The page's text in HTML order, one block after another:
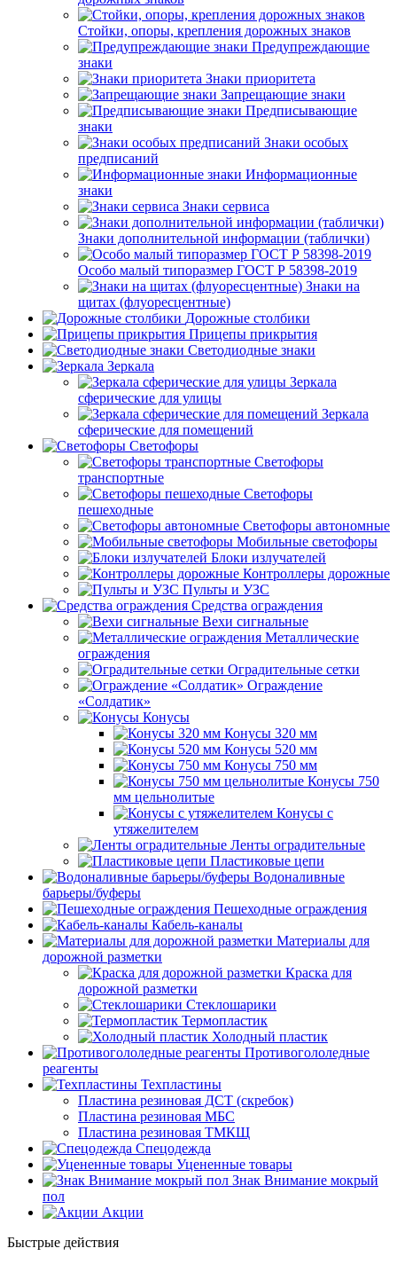
Стойки, опоры, крепления дорожных знаков
Предупреждающие
знаки
Знаки приоритета
Запрещающие знаки
Предписывающие
знаки
Знаки особых
предписаний
Информационные
знаки
Знаки сервиса
Знаки дополнительной информации (таблички)
Особо малый типоразмер ГОСТ Р 58398-2019
Знаки на
щитах (флуоресцентные)
Дорожные столбики
Прицепы прикрытия
Светодиодные знаки
Зеркала
Зеркала
сферические для улицы
Зеркала
сферические для помещений
Светофоры
Светофоры
транспортные
Светофоры
пешеходные
Светофоры автономные
Мобильные светофоры
Блоки излучателей
Контроллеры дорожные
Пульты и УЗС
Средства ограждения
Вехи сигнальные
Металлические
ограждения
Оградительные сетки
Ограждение
«Солдатик»
Конусы
Конусы 320 мм
Конусы 520 мм
Конусы 750 мм
Конусы 750
мм цельнолитые
Конусы с
утяжелителем
Ленты оградительные
Пластиковые цепи
Водоналивные
барьеры/буферы
Пешеходные ограждения
Кабель-каналы
Материалы для
дорожной разметки
Краска для
дорожной разметки
Стеклошарики
Термопластик
Холодный пластик
Противогололедные
реагенты
Техпластины
Пластина резиновая ДСТ (скребок)
Пластина резиновая МБС
Пластина резиновая ТМКЩ
Спецодежда
Уцененные товары
Знак Внимание мокрый
пол
Акции
Быстрые действия